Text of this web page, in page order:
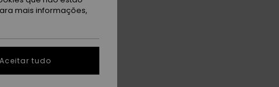
mais informações,
Aceitar tudo